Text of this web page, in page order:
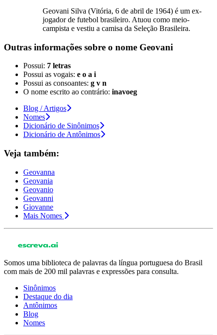
Geovani Silva (Vitória, 6 de abril de 1964) é um ex-
jogador de futebol brasileiro. Atuou como meio-
campista e vestiu a camisa da Seleção Brasileira.
Outras informações sobre o nome Geovani
Possui: 7 letras
Possui as vogais: e o a i
Possui as consoantes: g v n
O nome escrito ao contrário: inavoeg
Blog / Artigos
Nomes
Dicionário de Sinônimos
Dicionário de Antônimos
Veja também:
Geovanna
Geovania
Geovanio
Geovanni
Giovanne
Mais Nomes
Somos uma biblioteca de palavras da língua portuguesa do Brasil
com mais de 200 mil palavras e expressões para consulta.
Sinônimos
Destaque do dia
Antônimos
Blog
Nomes